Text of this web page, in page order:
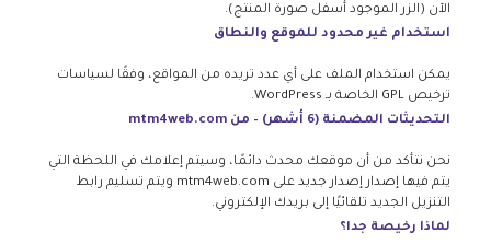
الآن (الزر الموجود أسفل صورة المنتج).
استخدام غير محدود للموقع والنطاق
يمكن استخدام الملف على أي عدد تريده من المواقع، وفقًا لسياسات
ترخيص GPL الخاصة بـ WordPress.
التحديثات المضمنة (6 أشهر) – من mtm4web.com
نحن نتأكد من أن موقعك محدث دائمًا، وسيتم إعلامك في اللحظة التي
يتم فيها إصدار إصدار جديد على mtm4web.com ويتم تسليم رابط
التنزيل الجديد تلقائيًا إلى بريدك الإلكتروني.
لماذا رخيصة جدا؟